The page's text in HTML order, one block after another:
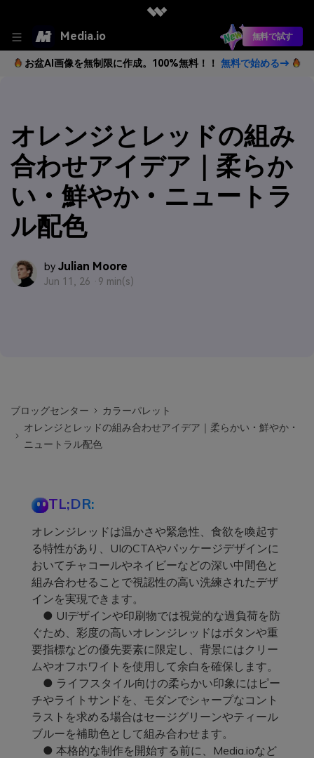
Media.io 無料で試す
お盆AI画像を無制限に作成。100%無料！！ 無料で始める→
オレンジとレッドの組み
合わせアイデア｜柔らか
い・鮮やか・ニュートラ
ル配色
by Julian Moore
Jun 11, 26 · 9 min(s)
ブロッグセンター
カラーパレット
オレンジとレッドの組み合わせアイデア｜柔らかい・鮮やか・
ニュートラル配色
TL;DR:
オレンジレッドは温かさや緊急性、食欲を喚起す
る特性があり、UIのCTAやパッケージデザインに
おいてチャコールやネイビーなどの深い中間色と
組み合わせることで視認性の高い洗練されたデザ
インを実現できます。
● UIデザインや印刷物では視覚的な過負荷を防
ぐため、彩度の高いオレンジレッドはボタンや重
要指標などの優先要素に限定し、背景にはクリー
ムやオフホワイトを使用して余白を確保します。
● ライフスタイル向けの柔らかい印象にはピー
チやライトサンドを、モダンでシャープなコント
ラストを求める場合はセージグリーンやティール
ブルーを補助色として組み合わせます。
● 本格的な制作を開始する前に、Media.ioなど